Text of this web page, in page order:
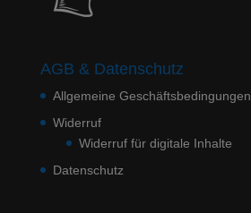
AGB & Datenschutz
Allgemeine Geschäftsbedingungen
Widerruf
Widerruf für digitale Inhalte
Datenschutz